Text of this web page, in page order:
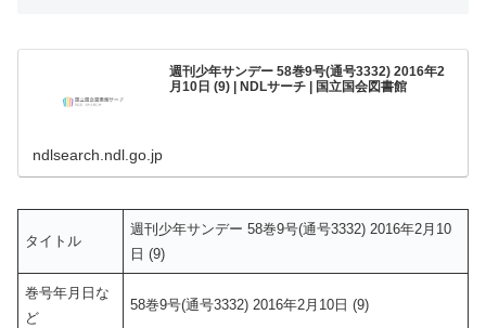
週刊少年サンデー 58巻9号(通号3332) 2016年2
月10日 (9) | NDLサーチ | 国立国会図書館
ndlsearch.ndl.go.jp
タイトル
週刊少年サンデー 58巻9号(通号3332) 2016年2月10
日 (9)
巻号年月日な
ど
58巻9号(通号3332) 2016年2月10日 (9)